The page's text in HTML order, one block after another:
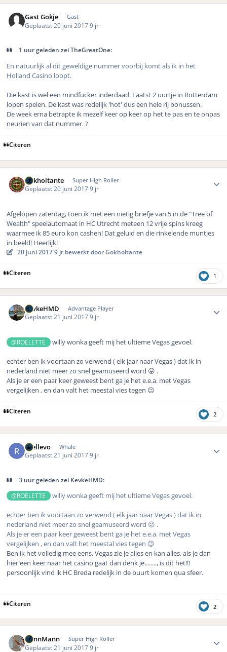
Gast Gokje Gast
Geplaatst 20 juni 20179 jr
1 uur geleden zei TheGreatOne:
En natuurlijk al dit geweldige nummer voorbij komt als ik in het
Holland Casino loopt.
Die kast is wel een mindfucker inderdaad. Laatst 2 uurtje in Rotterdam
lopen spelen. De kast was redelijk 'hot' dus een hele rij bonussen.
De week erna betrapte ik mezelf keer op keer op het te pas en te onpas
neurien van dat nummer. ?
Citeren
Gokholtante Super High Roller
Geplaatst 20 juni 20179 jr
Afgelopen zaterdag, toen ik met een nietig briefje van 5 in de "Tree of
Wealth" speelautomaat in HC Utrecht meteen 12 vrije spins kreeg
waarmee ik 85 euro kon cashen! Dat geluid en die rinkelende muntjes
in beeld! Heerlijk!
20 juni 20179 jr bewerkt door Gokholtante
Citeren 1
KevkeHMD Advantage Player
Geplaatst 21 juni 20179 jr
@ROELETTE willy wonka geeft mij het ultieme Vegas gevoel.
echter ben ik voortaan zo verwend ( elk jaar naar Vegas ) dat ik in
nederland niet meer zo snel geamuseerd word 😛 .
Als je er een paar keer geweest bent ga je het e.e.a. met Vegas
vergelijken , en dan valt het meestal vies tegen 😉
Citeren 2
rhellevo Whale
Geplaatst 21 juni 20179 jr
3 uur geleden zei KevkeHMD:
@ROELETTE willy wonka geeft mij het ultieme Vegas gevoel.
echter ben ik voortaan zo verwend ( elk jaar naar Vegas ) dat ik in
nederland niet meer zo snel geamuseerd word 😛 .
Als je er een paar keer geweest bent ga je het e.e.a. met Vegas
vergelijken , en dan valt het meestal vies tegen 😉
Ben ik het volledig mee eens, Vegas zie je alles en kan alles, als je dan
hier een keer naar het casino gaat dan denk je........, is dit het!!!
persoonlijk vind ik HC Breda redelijk in de buurt komen qua sfeer.
Citeren 2
DennMann Super High Roller
Geplaatst 21 juni 20179 jr